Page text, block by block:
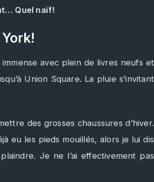
Quel naïf!
avec plein de livres neufs et
Union Square. La pluie s’invitant
des grosses chaussures d’hiver.
eu les pieds mouillés, alors je lui dis
Je ne l’ai effectivement pas